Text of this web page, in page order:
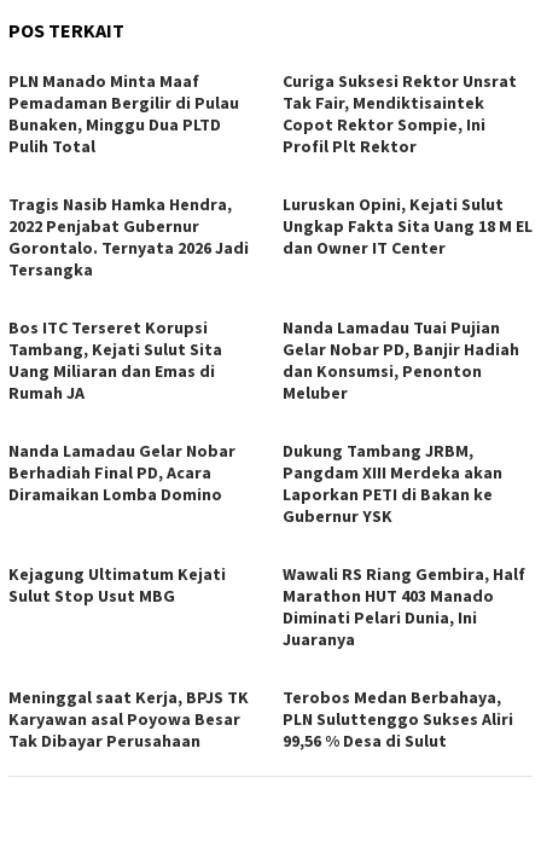
POS TERKAIT
PLN Manado Minta Maaf
Pemadaman Bergilir di Pulau
Bunaken, Minggu Dua PLTD
Pulih Total
Curiga Suksesi Rektor Unsrat
Tak Fair, Mendiktisaintek
Copot Rektor Sompie, Ini
Profil Plt Rektor
Tragis Nasib Hamka Hendra,
2022 Penjabat Gubernur
Gorontalo. Ternyata 2026 Jadi
Tersangka
Luruskan Opini, Kejati Sulut
Ungkap Fakta Sita Uang 18 M EL
dan Owner IT Center
Bos ITC Terseret Korupsi
Tambang, Kejati Sulut Sita
Uang Miliaran dan Emas di
Rumah JA
Nanda Lamadau Tuai Pujian
Gelar Nobar PD, Banjir Hadiah
dan Konsumsi, Penonton
Meluber
Nanda Lamadau Gelar Nobar
Berhadiah Final PD, Acara
Diramaikan Lomba Domino
Dukung Tambang JRBM,
Pangdam XIII Merdeka akan
Laporkan PETI di Bakan ke
Gubernur YSK
Kejagung Ultimatum Kejati
Sulut Stop Usut MBG
Wawali RS Riang Gembira, Half
Marathon HUT 403 Manado
Diminati Pelari Dunia, Ini
Juaranya
Meninggal saat Kerja, BPJS TK
Karyawan asal Poyowa Besar
Tak Dibayar Perusahaan
Terobos Medan Berbahaya,
PLN Suluttenggo Sukses Aliri
99,56 % Desa di Sulut